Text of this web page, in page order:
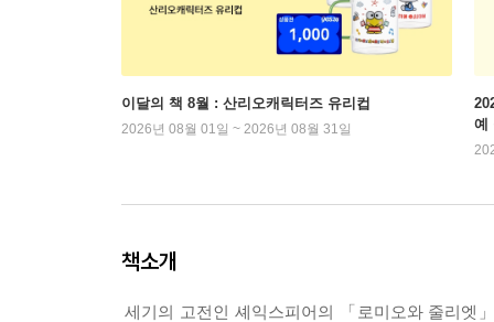
이달의 책 8월 : 산리오캐릭터즈 유리컵
2026년 08월 01일 ~ 2026년 08월 31일
예
책소개
세기의 고전인 셰익스피어의 「로미오와 줄리엣